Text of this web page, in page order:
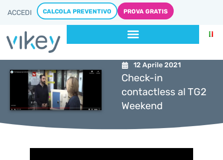
ACCEDI CALCOLA PREVENTIVO PROVA GRATIS
12 Aprile 2021
Check-in
contactless al TG2
Weekend